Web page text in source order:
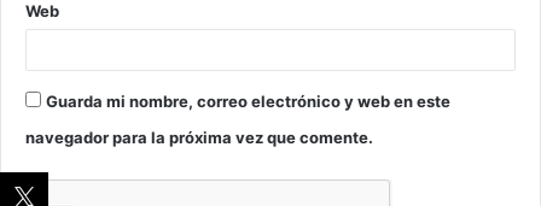
Web
Guarda mi nombre, correo electrónico y web en este
navegador para la próxima vez que comente.